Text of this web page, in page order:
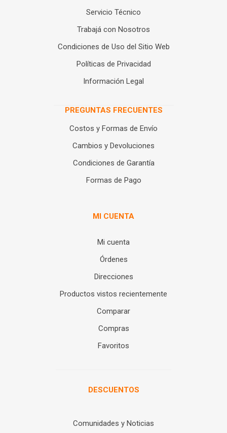
Servicio Técnico
Trabajá con Nosotros
Condiciones de Uso del Sitio Web
Políticas de Privacidad
Información Legal
PREGUNTAS FRECUENTES
Costos y Formas de Envío
Cambios y Devoluciones
Condiciones de Garantía
Formas de Pago
MI CUENTA
Mi cuenta
Órdenes
Direcciones
Productos vistos recientemente
Comparar
Compras
Favoritos
DESCUENTOS
Comunidades y Noticias